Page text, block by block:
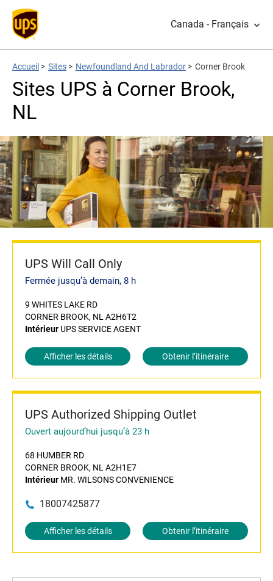
Canada - Français
Accueil > Sites > Newfoundland And Labrador > Corner Brook
Sites UPS à Corner Brook,
NL
UPS Will Call Only
Fermée jusqu’à demain, 8 h
9 WHITES LAKE RD
CORNER BROOK, NL A2H6T2
Intérieur UPS SERVICE AGENT
Afficher les détails Obtenir l’itinéraire
UPS Authorized Shipping Outlet
Ouvert aujourd’hui jusqu’à 23 h
68 HUMBER RD
CORNER BROOK, NL A2H1E7
Intérieur MR. WILSONS CONVENIENCE
18007425877
Afficher les détails Obtenir l’itinéraire